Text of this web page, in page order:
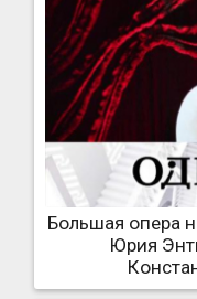
Большая опера
Юрия